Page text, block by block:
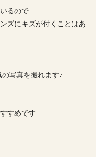
るので
ズにキズが付くことはあ
写真を撮れます♪
すめです